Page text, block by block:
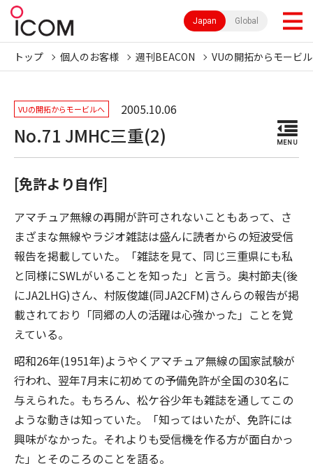
Japan Global
トップ 個人のお客様 週刊BEACON VUの開拓からモービ
VUの開拓からモービルへ 2005.10.06
No.71 JMHC三重(2) MENU
[免許より自作]
アマチュア無線の再開が許可されないこともあって、さ
まざまな無線やラジオ雑誌は盛んに読者からの短波受信
報告を掲載していた。「雑誌を見て、同じ三重県にも私
と同様にSWLがいることを知った」と言う。奥村節夫(後
にJA2LHG)さん、村阪俊雄(同JA2CFM)さんらの報告が掲
載されており「同郷の人の活躍は心強かった」ことを覚
えている。
昭和26年(1951年)ようやくアマチュア無線の国家試験が
行われ、翌年7月末に初めての予備免許が全国の30名に
与えられた。もちろん、松ケ谷少年も雑誌を通してこの
ような動きは知っていた。「知ってはいたが、免許には
興味がなかった。それよりも受信機を作る方が面白かっ
た」とそのころのことを語る。